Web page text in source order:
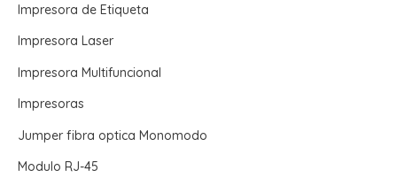
Impresora de Etiqueta
Impresora Laser
Impresora Multifuncional
Impresoras
Jumper fibra optica Monomodo
Modulo RJ-45